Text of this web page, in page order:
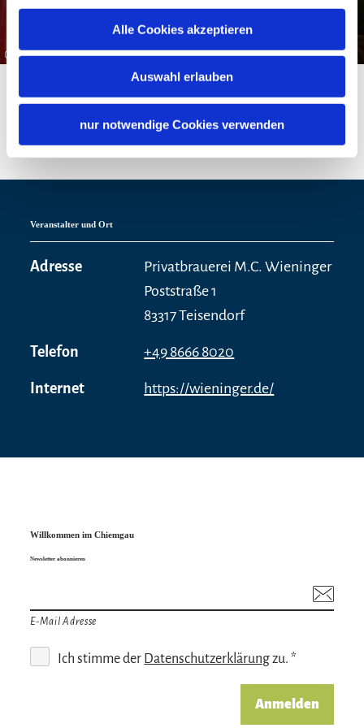
Alle Cookies akzeptieren
Auswahl erlauben
nur notwendige Cookies verwenden
Braugasthof (bayerisches Brotzeitbrett´l &
©
Veranstalter und Ort
Adresse
Privatbrauerei M.C. Wieninger
Poststraße 1
83317 Teisendorf
Telefon +49 8666 8020
Internet https://wieninger.de/
Willkommen im Chiemgau
Newsletter abonnieren
E-Mail Adresse
Ich stimme der Datenschutzerklärungzu. *
Anmelden